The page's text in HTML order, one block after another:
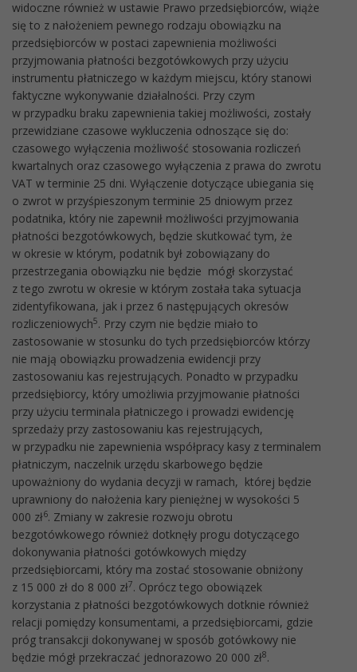
widoczne również w ustawie Prawo przedsiębiorców, wiąże
się to z nałożeniem pewnego rodzaju obowiązku na
przedsiębiorców w postaci zapewnienia możliwości
przyjmowania płatności bezgotówkowych przy użyciu
instrumentu płatniczego w każdym miejscu, który stanowi
faktyczne wykonywanie działalności. Przy czym
w przypadku braku zapewnienia takiej możliwości, zostały
przewidziane czasowe wykluczenia odnoszące się do:
czasowego wyłączenia możliwość stosowania rozliczeń
kwartalnych oraz czasowego wyłączenia z prawa do zwrotu
VAT w terminie 25 dni. Wyłączenie dotyczące ubiegania się
o zwrot w przyśpieszonym terminie 25 dniowym przez
podatnika, który nie zapewnił możliwości przyjmowania
płatności bezgotówkowych, będzie skutkować tym, że
w okresie w którym, podatnik był zobowiązany do
przestrzegania obowiązku nie będzie mógł skorzystać
z tego zwrotu w okresie w którym została taka sytuacja
zidentyfikowana, jak i przez 6 następujących okresów
rozliczeniowych5. Przy czym nie będzie miało to
zastosowanie w stosunku do tych przedsiębiorców którzy
nie mają obowiązku prowadzenia ewidencji przy
zastosowaniu kas rejestrujących. Ponadto w przypadku
przedsiębiorcy, który umożliwia przyjmowanie płatności
przy użyciu terminala płatniczego i prowadzi ewidencję
sprzedaży przy zastosowaniu kas rejestrujących,
w przypadku nie zapewnienia współpracy kasy z terminalem
płatniczym, naczelnik urzędu skarbowego będzie
upoważniony do wydania decyzji w ramach, której będzie
uprawniony do nałożenia kary pieniężnej w wysokości 5
000 zł6. Zmiany w zakresie rozwoju obrotu
bezgotówkowego również dotknęły progu dotyczącego
dokonywania płatności gotówkowych między
przedsiębiorcami, który ma zostać stosowanie obniżony
z 15 000 zł do 8 000 zł7. Oprócz tego obowiązek
korzystania z płatności bezgotówkowych dotknie również
relacji pomiędzy konsumentami, a przedsiębiorcami, gdzie
próg transakcji dokonywanej w sposób gotówkowy nie
będzie mógł przekraczać jednorazowo 20 000 zł8.